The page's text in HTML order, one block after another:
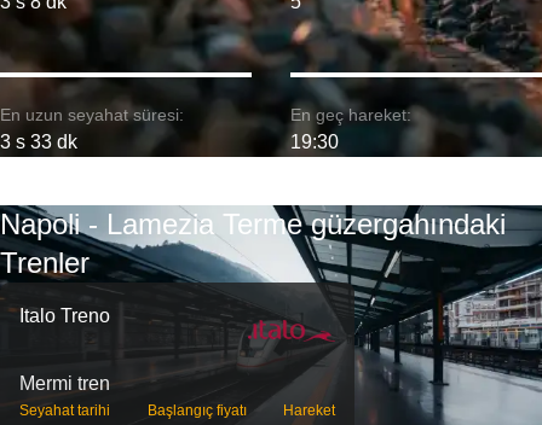
En uzun seyahat süresi:
3 s 33 dk
En geç hareket:
19:30
Napoli - Lamezia Terme güzergahındaki
Trenler
Italo Treno
Mermi tren
Seyahat tarihi Başlangıç ​​fiyatı Hareket